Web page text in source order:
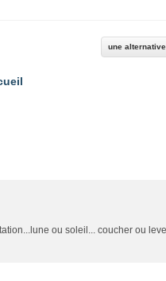
une
ou soleil... coucher ou